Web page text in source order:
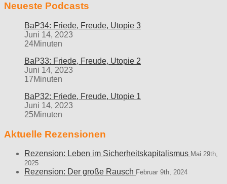
Neueste Podcasts
BaP34: Friede, Freude, Utopie 3
Juni 14, 2023
24Minuten
BaP33: Friede, Freude, Utopie 2
Juni 14, 2023
17Minuten
BaP32: Friede, Freude, Utopie 1
Juni 14, 2023
25Minuten
Aktuelle Rezensionen
Rezension: Leben im Sicherheitskapitalismus Mai 29th,
2025
Rezension: Der große Rausch Februar 9th, 2024